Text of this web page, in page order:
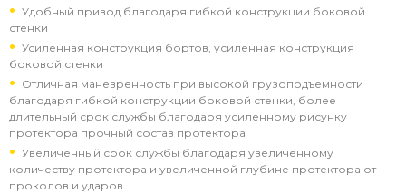
Удобный привод благодаря гибкой конструкции боковой
стенки
Усиленная конструкция бортов, усиленная конструкция
боковой стенки
Отличная маневренность при высокой грузоподъемности
благодаря гибкой конструкции боковой стенки, более
длительный срок службы благодаря усиленному рисунку
протектора прочный состав протектора
Увеличенный срок службы благодаря увеличенному
количеству протектора и увеличенной глубине протектора от
проколов и ударов